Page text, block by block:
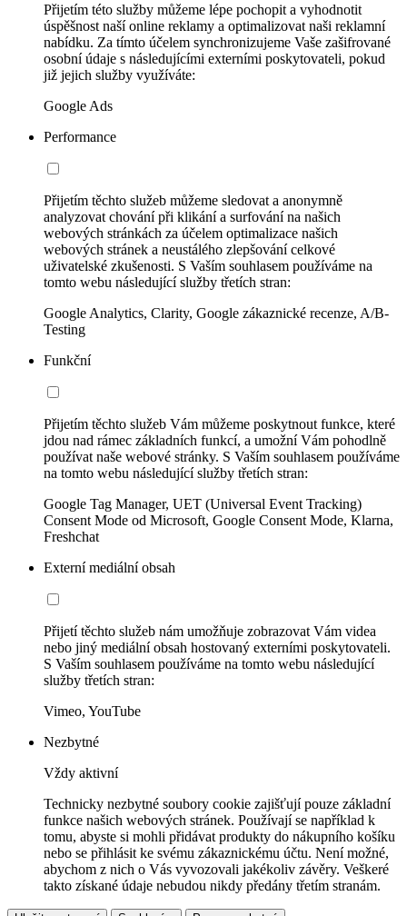
Přijetím této služby můžeme lépe pochopit a vyhodnotit
úspěšnost naší online reklamy a optimalizovat naši reklamní
nabídku. Za tímto účelem synchronizujeme Vaše zašifrované
osobní údaje s následujícími externími poskytovateli, pokud
již jejich služby využíváte:
Google Ads
Performance
Přijetím těchto služeb můžeme sledovat a anonymně
analyzovat chování při klikání a surfování na našich
webových stránkách za účelem optimalizace našich
webových stránek a neustálého zlepšování celkové
uživatelské zkušenosti. S Vaším souhlasem používáme na
tomto webu následující služby třetích stran:
Google Analytics, Clarity, Google zákaznické recenze, A/B-
Testing
Funkční
Přijetím těchto služeb Vám můžeme poskytnout funkce, které
jdou nad rámec základních funkcí, a umožní Vám pohodlně
používat naše webové stránky. S Vaším souhlasem používáme
na tomto webu následující služby třetích stran:
Google Tag Manager, UET (Universal Event Tracking)
Consent Mode od Microsoft, Google Consent Mode, Klarna,
Freshchat
Externí mediální obsah
Přijetí těchto služeb nám umožňuje zobrazovat Vám videa
nebo jiný mediální obsah hostovaný externími poskytovateli.
S Vaším souhlasem používáme na tomto webu následující
služby třetích stran:
Vimeo, YouTube
Nezbytné
Vždy aktivní
Technicky nezbytné soubory cookie zajišťují pouze základní
funkce našich webových stránek. Používají se například k
tomu, abyste si mohli přidávat produkty do nákupního košíku
nebo se přihlásit ke svému zákaznickému účtu. Není možné,
abychom z nich o Vás vyvozovali jakékoliv závěry. Veškeré
takto získané údaje nebudou nikdy předány třetím stranám.